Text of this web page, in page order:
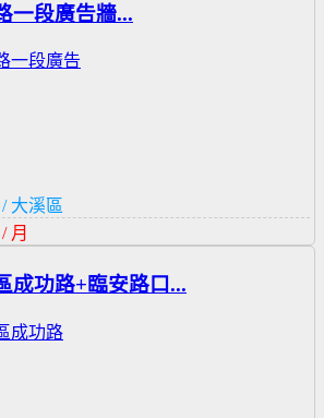
一段廣告牆...
大溪區
月
成功路+臨安路口...